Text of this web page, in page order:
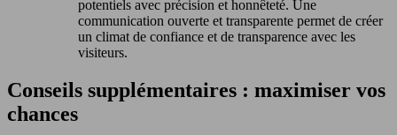
potentiels avec précision et honnêteté. Une
communication ouverte et transparente permet de créer
un climat de confiance et de transparence avec les
visiteurs.
Conseils supplémentaires : maximiser vos
chances